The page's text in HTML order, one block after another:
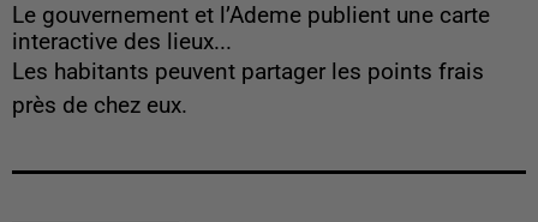
Le gouvernement et l’Ademe publient une carte
interactive des lieux...
Les habitants peuvent partager les points frais
près de chez eux.